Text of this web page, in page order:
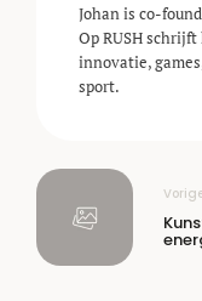
Johan is co-
Op RUSH
innovatie,
sport.